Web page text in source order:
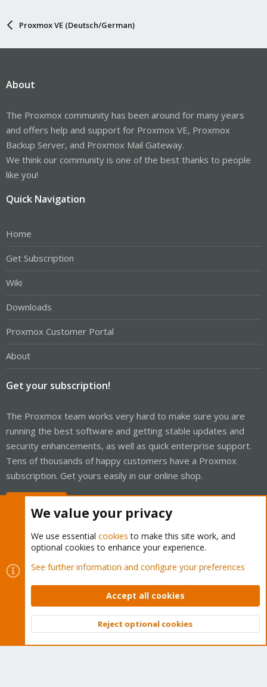
Proxmox VE (Deutsch/German)
About
The Proxmox community has been around for many years
and offers help and support for Proxmox VE, Proxmox
Backup Server, and Proxmox Mail Gateway.
We think our community is one of the best thanks to people
like you!
Quick Navigation
Home
Get Subscription
Wiki
Downloads
Proxmox Customer Portal
About
Get your subscription!
The Proxmox team works very hard to make sure you are
running the best software and getting stable updates and
security enhancements, as well as quick enterprise support.
Tens of thousands of happy customers have a Proxmox
subscription. Get yours easily in our online shop.
Cookies
Proxmox Support Forum - Light Mode
Contact us
Terms and rules Privacy policy Help Home
Community platform by XenForo © 2010-2026 XenForo Ltd.
Top
We value your privacy
We use essential cookies to make this site work, and
optional cookies to enhance your experience.
See further information and configure your preferences
Accept all cookies
Reject optional cookies